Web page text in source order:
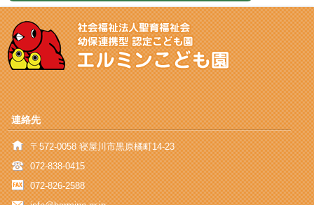
連絡先
〒572-0058 寝屋川市黒原橘町14-23
072-838-0415
072-826-2588